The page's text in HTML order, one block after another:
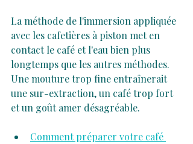
La méthode de l'immersion appliquée
avec les cafetières à piston met en
contact le café et l'eau bien plus
longtemps que les autres méthodes.
Une mouture trop fine entraînerait
une sur-extraction, un café trop fort
et un goût amer désagréable.
Comment préparer votre café